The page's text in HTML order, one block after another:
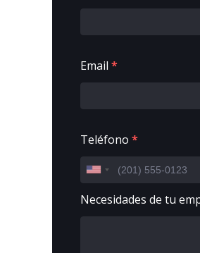
Email *
Teléfono *
Necesidades de tu